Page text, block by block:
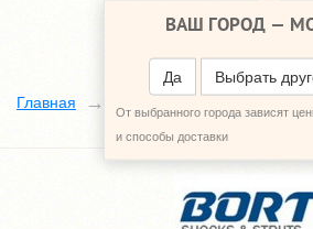
ВАШ ГОРОД —
Да Выбрать
От выбранного города зависят
и способы доставки
Главная